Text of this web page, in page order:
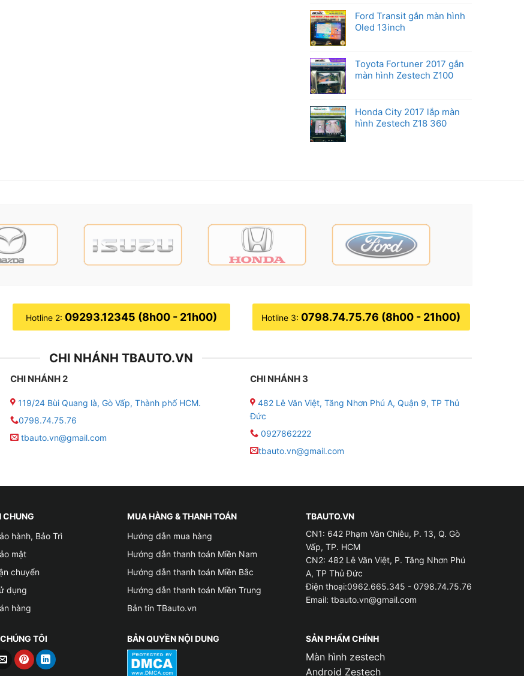
Ford Transit gắn màn hình
Oled 13inch
Toyota Fortuner 2017 gắn
màn hình Zestech Z100
Honda City 2017 lắp màn
hình Zestech Z18 360
Hotline 2: 09293.12345 (8h00 - 21h00) Hotline 3: 0798.74.75.76 (8h00 - 21h00)
CHI NHÁNH TBAUTO.VN
CHI NHÁNH 2
119/24 Bùi Quang là, Gò Vấp, Thành phố HCM.
0798.74.75.76
tbauto.vn@gmail.com
CHI NHÁNH 3
482 Lê Văn Việt, Tăng Nhơn Phú A, Quận 9, TP Thủ
Đức
0927862222
tbauto.vn@gmail.com
CHUNG
hành, Bảo Trì
mật
chuyển
dụng
hàng
MUA HÀNG & THANH TOÁN
Hướng dẫn mua hàng
Hướng dẫn thanh toán Miền Nam
Hướng dẫn thanh toán Miền Bắc
Hướng dẫn thanh toán Miền Trung
Bản tin TBauto.vn
TBAUTO.VN
CN1: 642 Phạm Văn Chiêu, P. 13, Q. Gò
Vấp, TP. HCM
CN2: 482 Lê Văn Việt, P. Tăng Nhơn Phú
A, TP Thủ Đức
Điện thoại:0962.665.345 - 0798.74.75.76
Email: tbauto.vn@gmail.com
TÔI BẢN QUYỀN NỘI DUNG SẢN PHẨM CHÍNH
Màn hình zestech
Android Zestech